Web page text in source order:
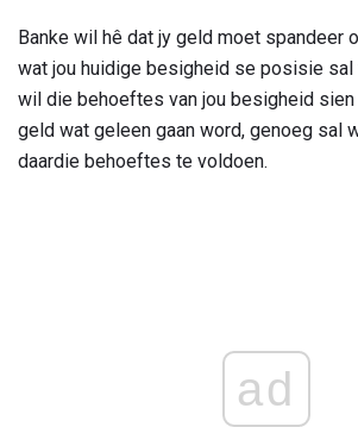
Banke wil hê dat jy geld moet spandeer
wat jou huidige besigheid se posisie sal
wil die behoeftes van jou besigheid
geld wat geleen gaan word, genoeg sal
daardie behoeftes te voldoen.
ad